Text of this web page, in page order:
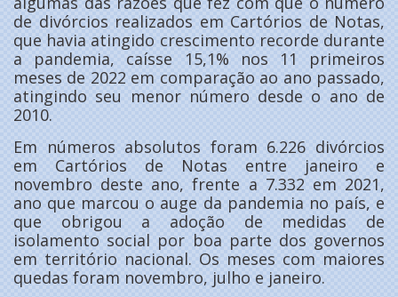
de divórcios realizados em Cartórios de Notas,
que havia atingido crescimento recorde durante
a pandemia, caísse 15,1% nos 11 primeiros
meses de 2022 em comparação ao ano passado,
atingindo seu menor número desde o ano de
2010.
Em números absolutos foram 6.226 divórcios
em Cartórios de Notas entre janeiro e
novembro deste ano, frente a 7.332 em 2021,
ano que marcou o auge da pandemia no país, e
que obrigou a adoção de medidas de
isolamento social por boa parte dos governos
em território nacional. Os meses com maiores
quedas foram novembro, julho e janeiro.